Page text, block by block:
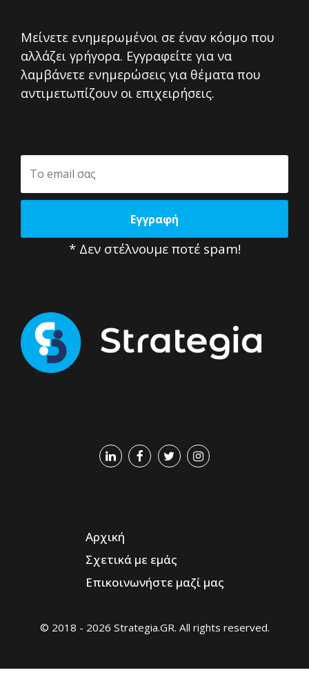
Μείνετε ενημερωμένοι σε έναν κόσμο που
αλλάζει γρήγορα. Εγγραφείτε για να
λαμβάνετε ενημερώσεις για θέματα που
αντιμετωπίζουν οι επιχειρήσεις.
* Δεν στέλνουμε ποτέ spam!
Αρχική
Σχετικά με εμάς
Επικοινωνήστε μαζί μας
© 2018 - 2026 Strategia.GR. All rights reserved.